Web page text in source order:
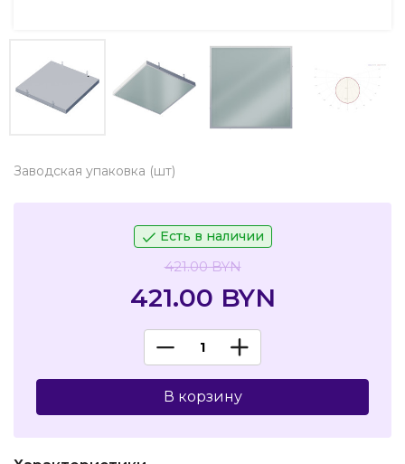
Заводская упаковка (шт)
Есть в наличии
421.00 BYN
421.00 BYN
В корзину